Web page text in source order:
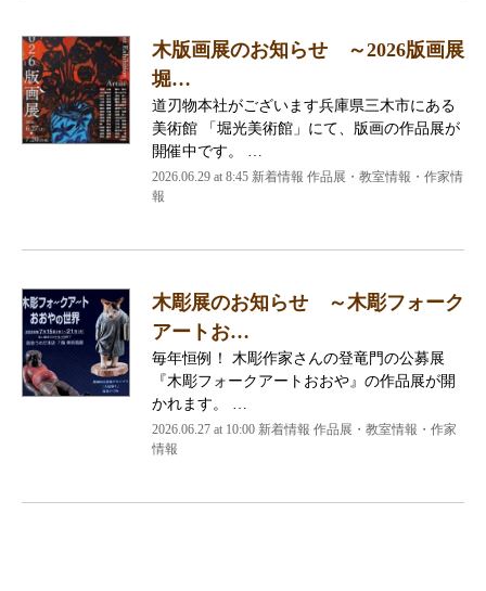
木版画展のお知らせ ～2026版画展
堀…
道刃物本社がございます兵庫県三木市にある
美術館 「堀光美術館」にて、版画の作品展が
開催中です。 …
2026.06.29 at 8:45 新着情報 作品展・教室情報・作家情
報
木彫展のお知らせ ～木彫フォーク
アートお…
毎年恒例！ 木彫作家さんの登竜門の公募展
『木彫フォークアートおおや』の作品展が開
かれます。 …
2026.06.27 at 10:00 新着情報 作品展・教室情報・作家
情報